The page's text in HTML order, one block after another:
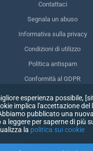
Contattaci
Segnala un abuso
Informativa sulla privacy
Condizioni di utilizzo
Politica antispam
Conformità al GDPR
Cancellare i miei dati
Ritirare il consenso
esperienza possibile,
implica l'accettazione del
pubblicato una
leggere per saperne di più
la politica sui cookie